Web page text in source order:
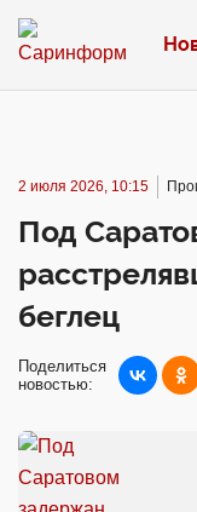
2 июля 2026, 10:15
Под
беглец
Поделиться
новостью: